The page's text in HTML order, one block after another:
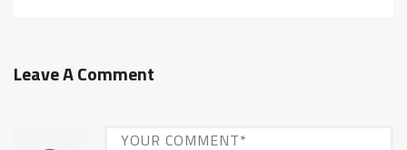
Leave A Comment